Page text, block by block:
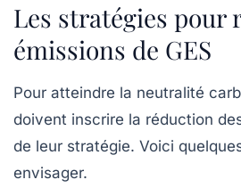
Les stratégies pour
émissions de GES
Pour atteindre la neutralité
doivent inscrire la réduction
de leur stratégie. Voici
envisager.